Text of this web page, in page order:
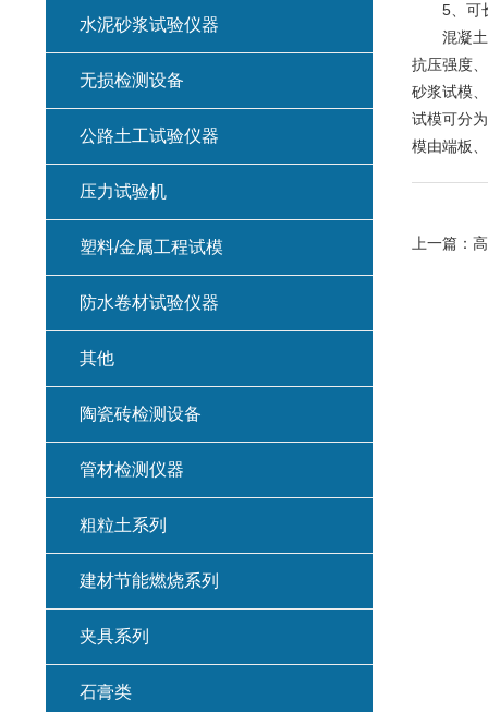
5、可长
混凝土塑
抗压强度
砂浆试模
试模可分
模由端板
上一篇：
水泥砂浆试验仪器
无损检测设备
公路土工试验仪器
压力试验机
塑料/金属工程试模
防水卷材试验仪器
其他
陶瓷砖检测设备
管材检测仪器
粗粒土系列
建材节能燃烧系列
夹具系列
石膏类